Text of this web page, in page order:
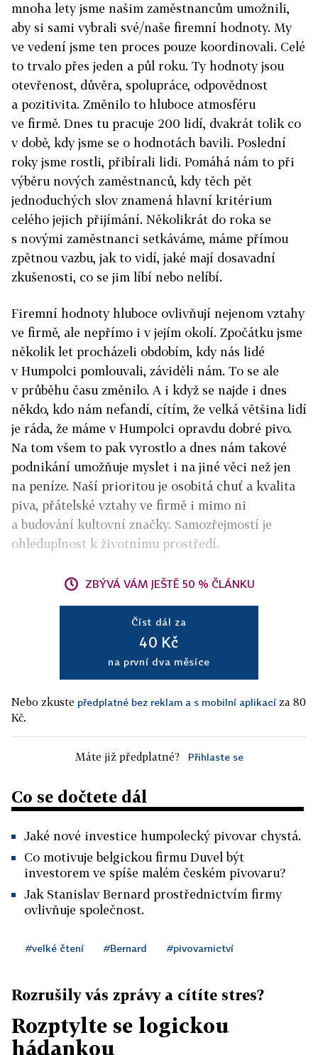
mnoha lety jsme našim zaměstnancům umožnili,
aby si sami vybrali své/naše firemní hodnoty. My
ve vedení jsme ten proces pouze koordinovali. Celé
to trvalo přes jeden a půl roku. Ty hodnoty jsou
otevřenost, důvěra, spolupráce, odpovědnost
a pozitivita. Změnilo to hluboce atmosféru
ve firmě. Dnes tu pracuje 200 lidí, dvakrát tolik co
v době, kdy jsme se o hodnotách bavili. Poslední
roky jsme rostli, přibírali lidi. Pomáhá nám to při
výběru nových zaměstnanců, kdy těch pět
jednoduchých slov znamená hlavní kritérium
celého jejich přijímání. Několikrát do roka se
s novými zaměstnanci setkáváme, máme přímou
zpětnou vazbu, jak to vidí, jaké mají dosavadní
zkušenosti, co se jim líbí nebo nelíbí.
Firemní hodnoty hluboce ovlivňují nejenom vztahy
ve firmě, ale nepřímo i v jejím okolí. Zpočátku jsme
několik let procházeli obdobím, kdy nás lidé
v Humpolci pomlouvali, záviděli nám. To se ale
v průběhu času změnilo. A i když se najde i dnes
někdo, kdo nám nefandí, cítím, že velká většina lidí
je ráda, že máme v Humpolci opravdu dobré pivo.
Na tom všem to pak vyrostlo a dnes nám takové
podnikání umožňuje myslet i na jiné věci než jen
na peníze. Naší prioritou je osobitá chuť a kvalita
piva, přátelské vztahy ve firmě i mimo ni
a budování kultovní značky. Samozřejmostí je
ohleduplnost k životnímu prostředí.
ZBÝVÁ VÁM JEŠTĚ 50 % ČLÁNKU
Číst dál za
40 Kč
na první dva měsíce
Nebo zkuste předplatné bez reklam a s mobilní aplikací za 80
Kč.
Máte již předplatné? Přihlaste se
Co se dočtete dál
Jaké nové investice humpolecký pivovar chystá.
Co motivuje belgickou firmu Duvel být
investorem ve spíše malém českém pivovaru?
Jak Stanislav Bernard prostřednictvím firmy
ovlivňuje společnost.
#velké čtení #Bernard #pivovarnictví
Rozrušily vás zprávy a cítíte stres?
Rozptylte se logickou
hádankou